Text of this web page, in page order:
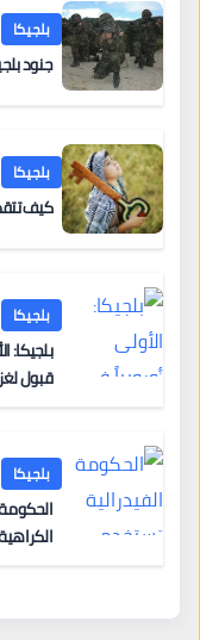
بلجيكا
جنود
بلجيكا
كيف
بلجيكا
بلجيكا